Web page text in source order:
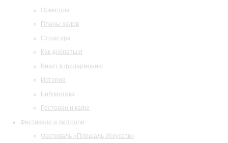
Оркестры
Планы залов
Структура
Как добраться
Визит в филармонию
История
Библиотека
Ресторан и кафе
Фестивали и гастроли
Фестиваль «Площадь Искусств»